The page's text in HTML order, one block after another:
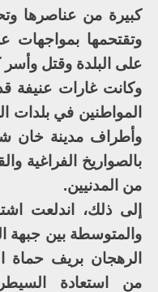
كبيرة من عناصرها
وتقتحمها بمواجهات
على البلدة وقتل وأسر
وكانت غارات عنيفة
المواطنين في بلدات
وأطراف مدينة خان
بالصواريخ الفراغية
من المدنيين.
إلى ذلك، اندلعت
والمتوسطة بين جبهة
الرهجان بريف حماة
من استعادة